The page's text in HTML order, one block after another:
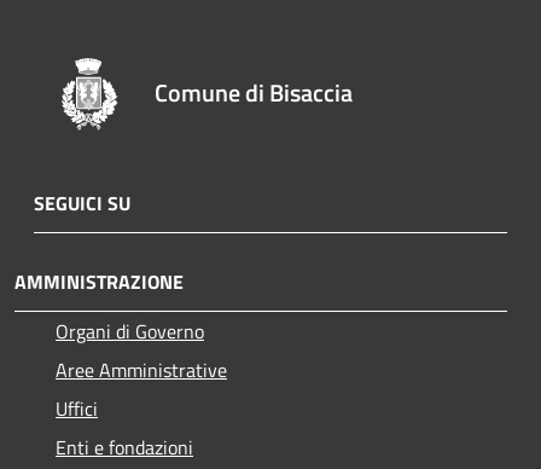
Comune di Bisaccia
SEGUICI SU
AMMINISTRAZIONE
Organi di Governo
Aree Amministrative
Uffici
Enti e fondazioni